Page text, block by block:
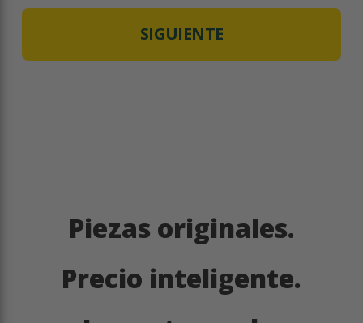
SIGUIENTE
Piezas originales.
Precio inteligente.